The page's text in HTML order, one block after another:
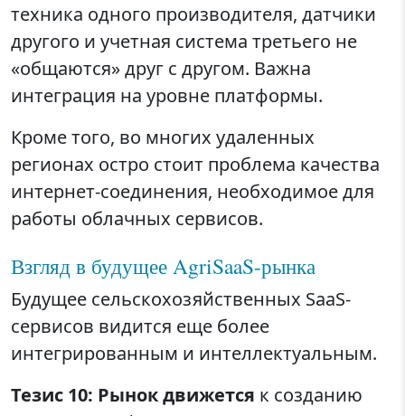
техника одного производителя, датчики
другого и учетная система третьего не
«общаются» друг с другом. Важна
интеграция на уровне платформы.
Кроме того, во многих удаленных
регионах остро стоит проблема качества
интернет-соединения, необходимое для
работы облачных сервисов.
Взгляд в будущее AgriSaaS-рынка
Будущее сельскохозяйственных SaaS-
сервисов видится еще более
интегрированным и интеллектуальным.
Тезис 10: Рынок движется к созданию